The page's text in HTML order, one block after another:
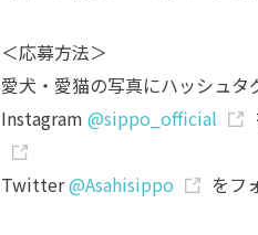
＜応募方法＞
愛犬・愛猫の写真にハッシュタ
Instagram @sippo_official
Twitter@Asahisippo をフ